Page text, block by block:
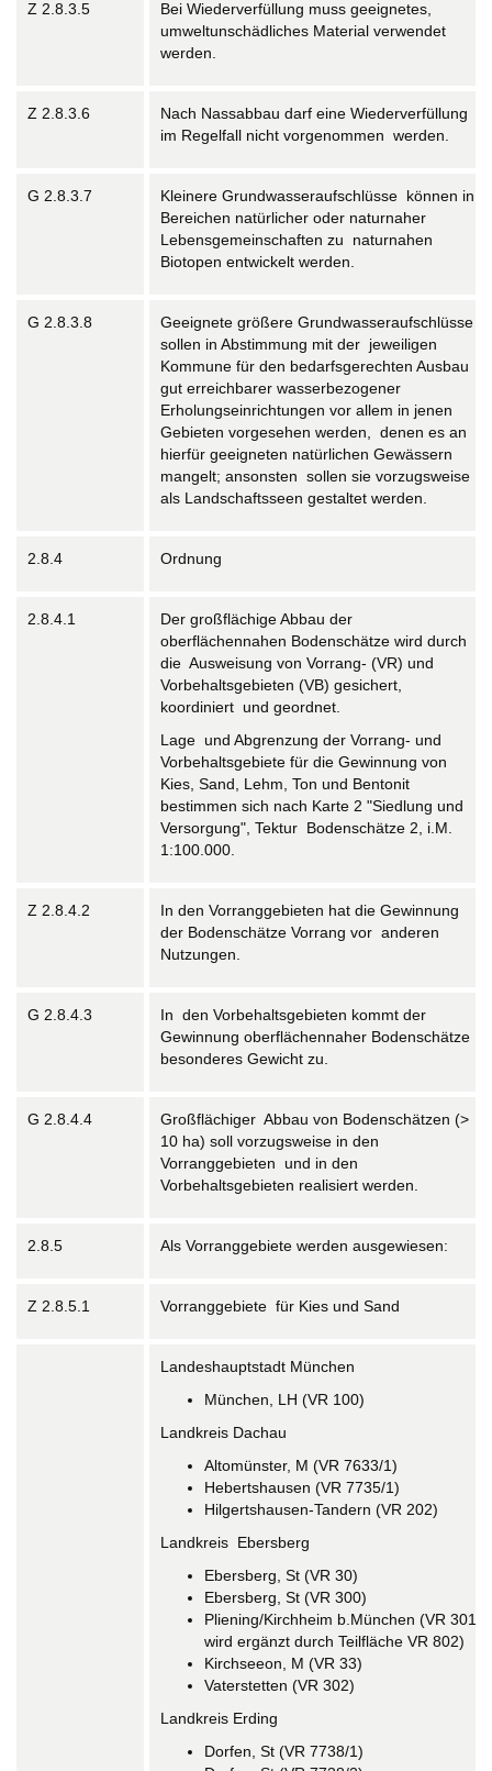
Z 2.8.3.5
Bei Wiederverfüllung muss geeignetes,
umweltunschädliches Material verwendet
werden.
Z 2.8.3.6
Nach Nassabbau darf eine Wiederverfüllung
im Regelfall nicht vorgenommen werden.
G 2.8.3.7
Kleinere Grundwasseraufschlüsse können in
Bereichen natürlicher oder naturnaher
Lebensgemeinschaften zu naturnahen
Biotopen entwickelt werden.
G 2.8.3.8
Geeignete größere Grundwasseraufschlüsse
sollen in Abstimmung mit der jeweiligen
Kommune für den bedarfsgerechten Ausbau
gut erreichbarer wasserbezogener
Erholungseinrichtungen vor allem in jenen
Gebieten vorgesehen werden, denen es an
hierfür geeigneten natürlichen Gewässern
mangelt; ansonsten sollen sie vorzugsweise
als Landschaftsseen gestaltet werden.
2.8.4 Ordnung
2.8.4.1
Der großflächige Abbau der
oberflächennahen Bodenschätze wird durch
die Ausweisung von Vorrang- (VR) und
Vorbehaltsgebieten (VB) gesichert,
koordiniert und geordnet.
Lage und Abgrenzung der Vorrang- und
Vorbehaltsgebiete für die Gewinnung von
Kies, Sand, Lehm, Ton und Bentonit
bestimmen sich nach Karte 2 "Siedlung und
Versorgung", Tektur Bodenschätze 2, i.M.
1:100.000.
Z 2.8.4.2
In den Vorranggebieten hat die Gewinnung
der Bodenschätze Vorrang vor anderen
Nutzungen.
G 2.8.4.3
In den Vorbehaltsgebieten kommt der
Gewinnung oberflächennaher Bodenschätze
besonderes Gewicht zu.
G 2.8.4.4
Großflächiger Abbau von Bodenschätzen (>
10 ha) soll vorzugsweise in den
Vorranggebieten und in den
Vorbehaltsgebieten realisiert werden.
2.8.5 Als Vorranggebiete werden ausgewiesen:
Z 2.8.5.1 Vorranggebiete für Kies und Sand
Landeshauptstadt München
München, LH (VR 100)
Landkreis Dachau
Altomünster, M (VR 7633/1)
Hebertshausen (VR 7735/1)
Hilgertshausen-Tandern (VR 202)
Landkreis Ebersberg
Ebersberg, St (VR 30)
Ebersberg, St (VR 300)
Pliening/Kirchheim b.München (VR 301
wird ergänzt durch Teilfläche VR 802)
Kirchseeon, M (VR 33)
Vaterstetten (VR 302)
Landkreis Erding
Dorfen, St (VR 7738/1)